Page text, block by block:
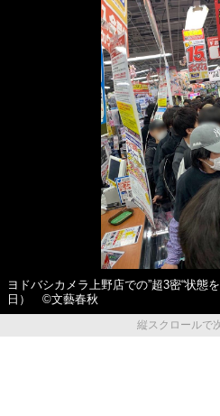
ヨドバシカメラ上野店での”超3密“状態
日） ©文藝春秋
縦スクロールで